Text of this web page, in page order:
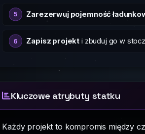
Zarezerwuj pojemność
Zapisz projekt i zbuduj go w
Kluczowe atrybuty statku
Każdy projekt to kompromis między